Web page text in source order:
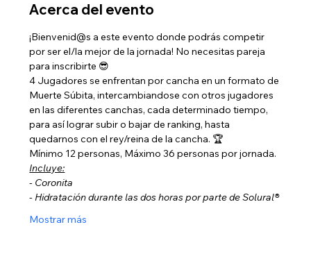
Acerca del evento
¡Bienvenid@s a este evento donde podrás competir
por ser el/la mejor de la jornada! No necesitas pareja
para inscribirte 😎
4 Jugadores se enfrentan por cancha en un formato de
Muerte Súbita, intercambiandose con otros jugadores
en las diferentes canchas, cada determinado tiempo,
para así lograr subir o bajar de ranking, hasta
quedarnos con el rey/reina de la cancha. 🏆
Mínimo 12 personas, Máximo 36 personas por jornada.
Incluye:
- Coronita
- Hidratación durante las dos horas por parte de Solural®
Mostrar más